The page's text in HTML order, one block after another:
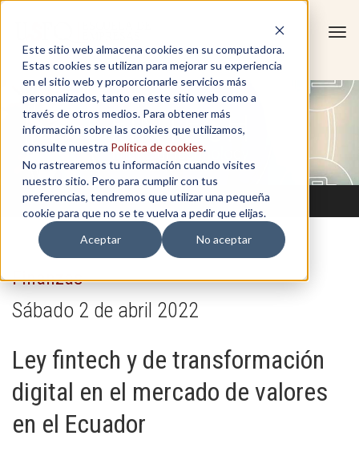
Este sitio web almacena cookies en su computadora.
Estas cookies se utilizan para mejorar su experiencia
en el sitio web y proporcionarle servicios más
personalizados, tanto en este sitio web como a
través de otros medios. Para obtener más
información sobre las cookies que utilizamos,
consulte nuestra Política de cookies.
No rastrearemos tu información cuando visites
nuestro sitio. Pero para cumplir con tus
preferencias, tendremos que utilizar una pequeña
cookie para que no se te vuelva a pedir que elijas.
Aceptar
No aceptar
Finanzas
Sábado 2 de abril 2022
Ley fintech y de transformación
digital en el mercado de valores
en el Ecuador